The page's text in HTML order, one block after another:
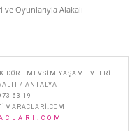
Oyunlarıyla Alakalı
DÖRT MEVSIM YAŞAM EVLERI
/ ANTALYA
63 19